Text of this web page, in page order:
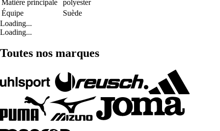
Matière principale
polyester
Équipe
Suède
Loading...
Loading...
Toutes nos marques